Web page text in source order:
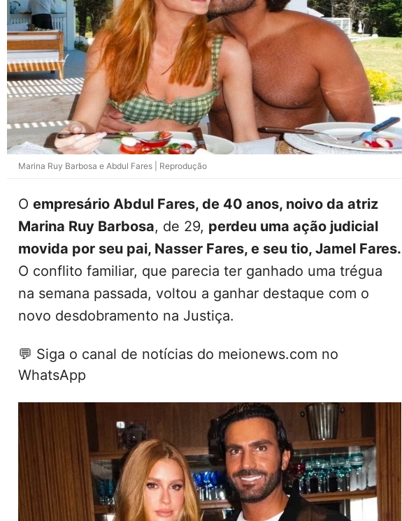
Marina Ruy Barbosa e Abdul Fares | Reprodução
O empresário Abdul Fares, de 40 anos, noivo da atriz
Marina Ruy Barbosa, de 29, perdeu uma ação judicial
movida por seu pai, Nasser Fares, e seu tio, Jamel Fares.
O conflito familiar, que parecia ter ganhado uma trégua
na semana passada, voltou a ganhar destaque com o
novo desdobramento na Justiça.
💬 Siga o canal de notícias do meionews.com no
WhatsApp